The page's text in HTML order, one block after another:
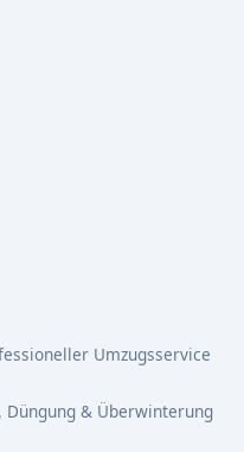
Umzugsservice
& Überwinterung